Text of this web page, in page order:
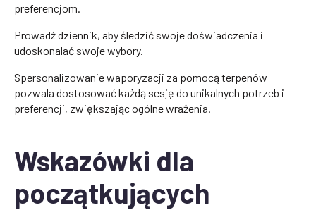
preferencjom.
Prowadź dziennik, aby śledzić swoje doświadczenia i
udoskonalać swoje wybory.
Spersonalizowanie waporyzacji za pomocą terpenów
pozwala dostosować każdą sesję do unikalnych potrzeb i
preferencji, zwiększając ogólne wrażenia.
Wskazówki dla
początkujących